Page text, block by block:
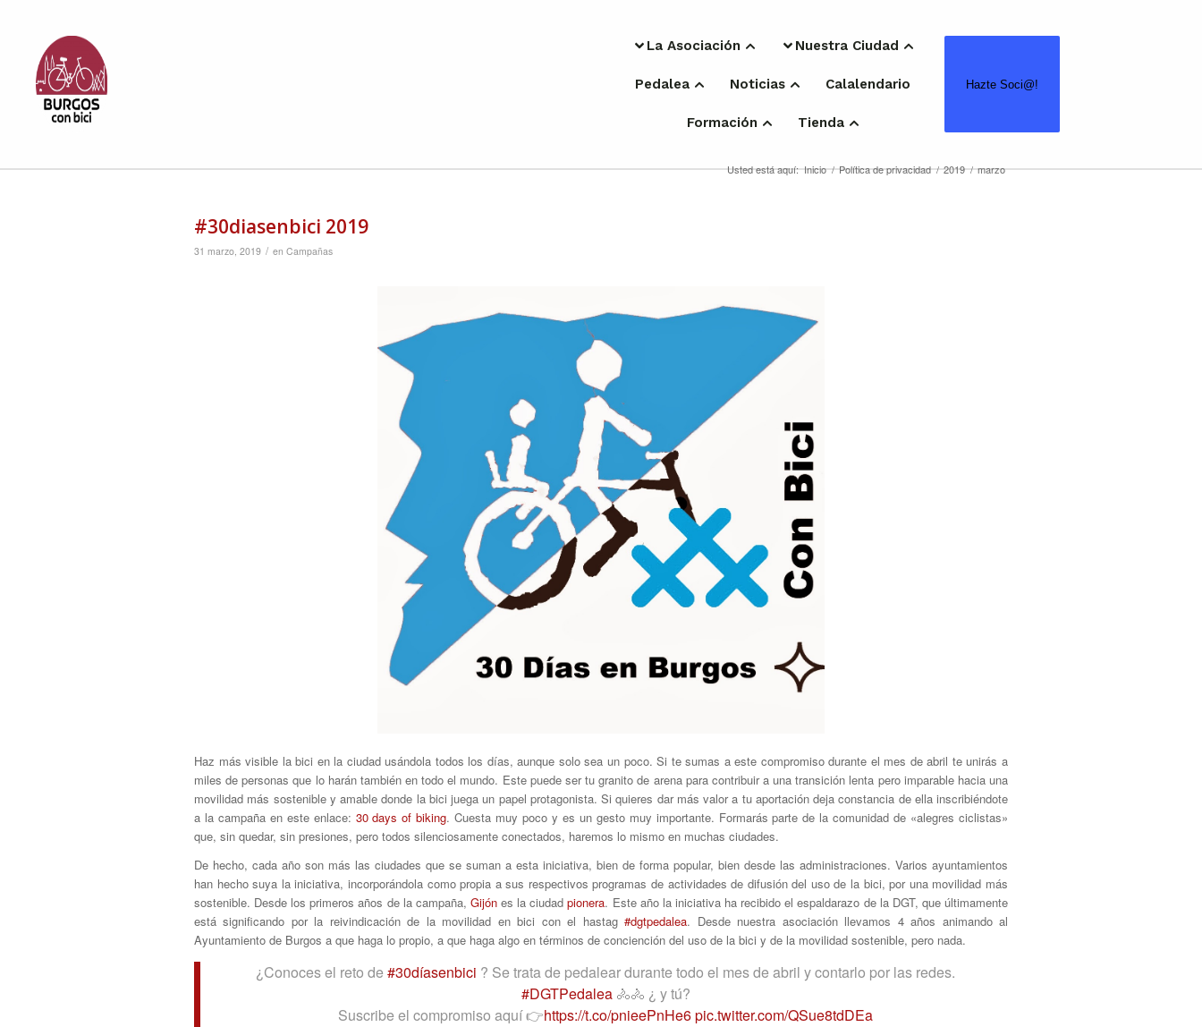
La Asociación Nuestra Ciudad
Pedalea Noticias Calalendario
Formación Tienda
Hazte Soci@!
Usted está aquí: Inicio / Política de privacidad / 2019 / marzo
#30diasenbici 2019
31 marzo, 2019 / en Campañas
Haz más visible la bici en la ciudad usándola todos los días, aunque solo sea un poco. Si te sumas a este compromiso durante el mes de abril te unirás a
miles de personas que lo harán también en todo el mundo. Este puede ser tu granito de arena para contribuir a una transición lenta pero imparable hacia una
movilidad más sostenible y amable donde la bici juega un papel protagonista. Si quieres dar más valor a tu aportación deja constancia de ella inscribiéndote
a la campaña en este enlace: 30 days of biking. Cuesta muy poco y es un gesto muy importante. Formarás parte de la comunidad de «alegres ciclistas»
que, sin quedar, sin presiones, pero todos silenciosamente conectados, haremos lo mismo en muchas ciudades.
De hecho, cada año son más las ciudades que se suman a esta iniciativa, bien de forma popular, bien desde las administraciones. Varios ayuntamientos
han hecho suya la iniciativa, incorporándola como propia a sus respectivos programas de actividades de difusión del uso de la bici, por una movilidad más
sostenible. Desde los primeros años de la campaña, Gijónes la ciudadpionera. Este año la iniciativa ha recibido el espaldarazo de la DGT, que últimamente
está significando por la reivindicación de la movilidad en bici con el hastag#dgtpedalea. Desde nuestra asociación llevamos 4 años animando al
Ayuntamiento de Burgos a que haga lo propio, a que haga algo en términos de conciención del uso de la bici y de la movilidad sostenible, pero nada.
¿Conoces el reto de#30díasenbici ? Se trata de pedalear durante todo el mes de abril y contarlo por las redes.
#DGTPedalea🚴‍🚴‍ ¿ y tú?
Suscribe el compromiso aquí 👉https://t.co/pnieePnHe6pic.twitter.com/QSue8tdDEa